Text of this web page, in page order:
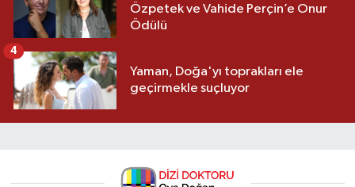
Özpetek ve Vahide Perçin’e Onur
Ödülü
Yaman, Doğa'yı toprakları ele
geçirmekle suçluyor
4